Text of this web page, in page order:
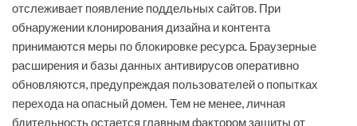
отслеживает появление поддельных сайтов. При
обнаружении клонирования дизайна и контента
принимаются меры по блокировке ресурса. Браузерные
расширения и базы данных антивирусов оперативно
обновляются, предупреждая пользователей о попытках
перехода на опасный домен. Тем не менее, личная
бдительность остается главным фактором защиты от